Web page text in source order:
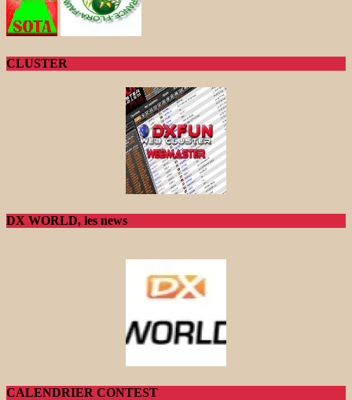
CLUSTER
DX WORLD, les news
CALENDRIER CONTEST